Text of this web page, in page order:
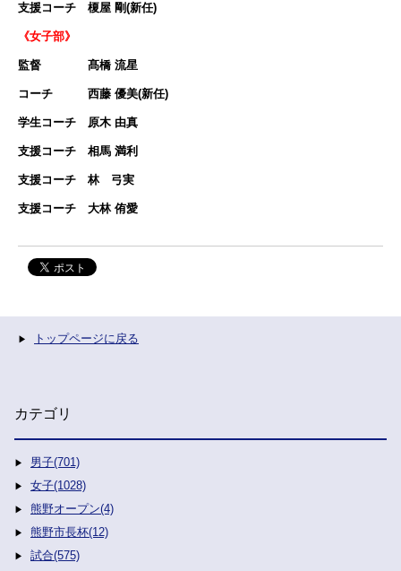
支援コーチ 榎屋 剛(新任)
《女子部》
監督 髙橋 流星
コーチ 西藤 優美(新任)
学生コーチ 原木 由真
支援コーチ 相馬 満利
支援コーチ 林 弓実
支援コーチ 大林 侑愛
トップページに戻る
カテゴリ
男子(701)
女子(1028)
熊野オープン(4)
熊野市長杯(12)
試合(575)